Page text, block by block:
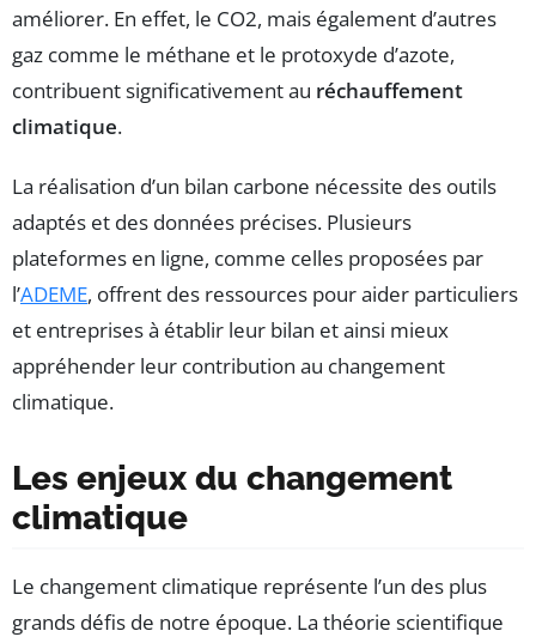
améliorer. En effet, le CO2, mais également d’autres
gaz comme le méthane et le protoxyde d’azote,
contribuent significativement au réchauffement
climatique.
La réalisation d’un bilan carbone nécessite des outils
adaptés et des données précises. Plusieurs
plateformes en ligne, comme celles proposées par
l’ADEME, offrent des ressources pour aider particuliers
et entreprises à établir leur bilan et ainsi mieux
appréhender leur contribution au changement
climatique.
Les enjeux du changement
climatique
Le changement climatique représente l’un des plus
grands défis de notre époque. La théorie scientifique